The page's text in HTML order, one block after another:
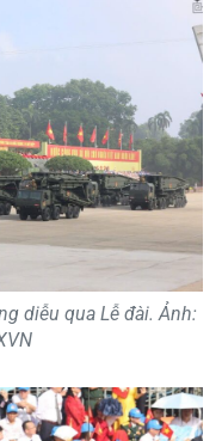
diễu qua Lễ đài. Ảnh: